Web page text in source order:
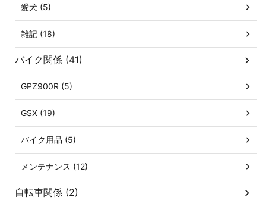
愛犬 (5)
雑記 (18)
バイク関係 (41)
GPZ900R (5)
GSX (19)
バイク用品 (5)
メンテナンス (12)
自転車関係 (2)